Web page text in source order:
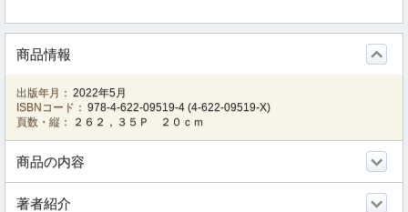
商品情報
出版年月： 2022年5月
ISBNコード： 978-4-622-09519-4 (4-622-09519-X)
頁数・縦：
２６２，３５Ｐ ２０ｃｍ
商品の内容
著者紹介